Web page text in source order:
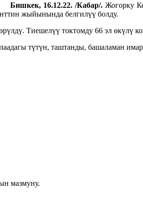
Бишкек, 16.12.22. /Кабар/.Жогорку
жыйынында белгилүү болду.
Тиешелүү токтомду 66 эл өкүлү
түтүн, таштанды, башаламан
мазмуну.